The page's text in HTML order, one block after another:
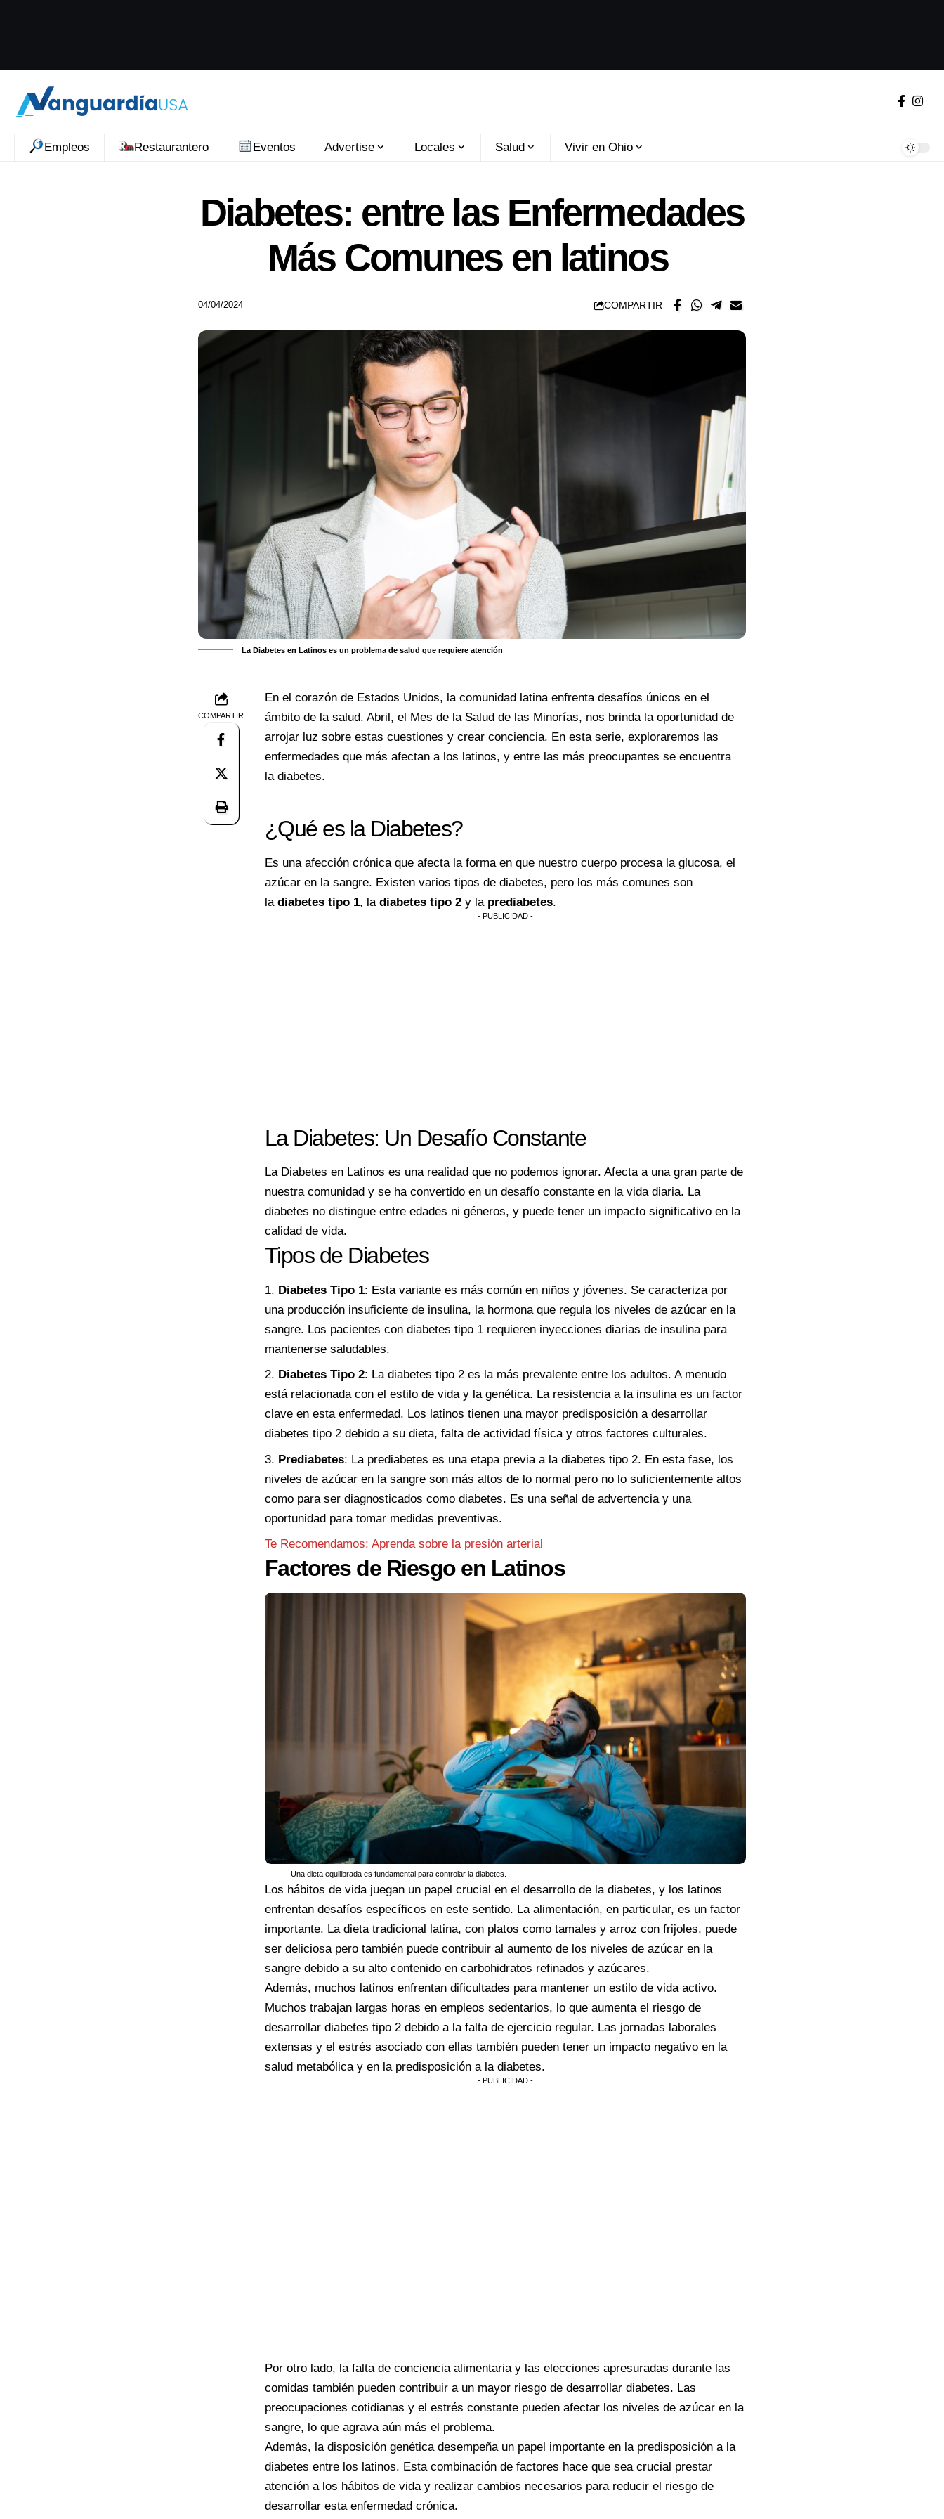
Empleos Restaurantero Eventos Advertise Locales Salud Vivir en Ohio
Diabetes: entre las Enfermedades
Más Comunes en latinos
04/04/2024 COMPARTIR
La Diabetes en Latinos es un problema de salud que requiere atención
COMPARTIR
En el corazón de Estados Unidos, la comunidad latina enfrenta desafíos únicos en el
ámbito de la salud. Abril, el Mes de la Salud de las Minorías, nos brinda la oportunidad de
arrojar luz sobre estas cuestiones y crear conciencia. En esta serie, exploraremos las
enfermedades que más afectan a los latinos, y entre las más preocupantes se encuentra
la diabetes.
¿Qué es la Diabetes?
Es una afección crónica que afecta la forma en que nuestro cuerpo procesa la glucosa, el
azúcar en la sangre. Existen varios tipos de diabetes, pero los más comunes son
la diabetes tipo 1, la diabetes tipo 2 y la prediabetes.
- PUBLICIDAD -
La Diabetes: Un Desafío Constante
La Diabetes en Latinos es una realidad que no podemos ignorar. Afecta a una gran parte de
nuestra comunidad y se ha convertido en un desafío constante en la vida diaria. La
diabetes no distingue entre edades ni géneros, y puede tener un impacto significativo en la
calidad de vida.
Tipos de Diabetes
Diabetes Tipo 1: Esta variante es más común en niños y jóvenes. Se caracteriza por
una producción insuficiente de insulina, la hormona que regula los niveles de azúcar en la
sangre. Los pacientes con diabetes tipo 1 requieren inyecciones diarias de insulina para
mantenerse saludables.
Diabetes Tipo 2: La diabetes tipo 2 es la más prevalente entre los adultos. A menudo
está relacionada con el estilo de vida y la genética. La resistencia a la insulina es un factor
clave en esta enfermedad. Los latinos tienen una mayor predisposición a desarrollar
diabetes tipo 2 debido a su dieta, falta de actividad física y otros factores culturales.
Prediabetes: La prediabetes es una etapa previa a la diabetes tipo 2. En esta fase, los
niveles de azúcar en la sangre son más altos de lo normal pero no lo suficientemente altos
como para ser diagnosticados como diabetes. Es una señal de advertencia y una
oportunidad para tomar medidas preventivas.
Te Recomendamos: Aprenda sobre la presión arterial
Factores de Riesgo en Latinos
Una dieta equilibrada es fundamental para controlar la diabetes.
Los hábitos de vida juegan un papel crucial en el desarrollo de la diabetes, y los latinos
enfrentan desafíos específicos en este sentido. La alimentación, en particular, es un factor
importante. La dieta tradicional latina, con platos como tamales y arroz con frijoles, puede
ser deliciosa pero también puede contribuir al aumento de los niveles de azúcar en la
sangre debido a su alto contenido en carbohidratos refinados y azúcares.
Además, muchos latinos enfrentan dificultades para mantener un estilo de vida activo.
Muchos trabajan largas horas en empleos sedentarios, lo que aumenta el riesgo de
desarrollar diabetes tipo 2 debido a la falta de ejercicio regular. Las jornadas laborales
extensas y el estrés asociado con ellas también pueden tener un impacto negativo en la
salud metabólica y en la predisposición a la diabetes.
- PUBLICIDAD -
Por otro lado, la falta de conciencia alimentaria y las elecciones apresuradas durante las
comidas también pueden contribuir a un mayor riesgo de desarrollar diabetes. Las
preocupaciones cotidianas y el estrés constante pueden afectar los niveles de azúcar en la
sangre, lo que agrava aún más el problema.
Además, la disposición genética desempeña un papel importante en la predisposición a la
diabetes entre los latinos. Esta combinación de factores hace que sea crucial prestar
atención a los hábitos de vida y realizar cambios necesarios para reducir el riesgo de
desarrollar esta enfermedad crónica.